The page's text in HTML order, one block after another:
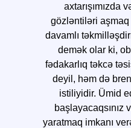
axtarışımızda
gözləntiləri
davamlı
demək olar ki,
fədakarlıq təkcə
deyil, həm də
istiliyidir. Ümid
başlayacaqsınız
yaratmaq imkanı